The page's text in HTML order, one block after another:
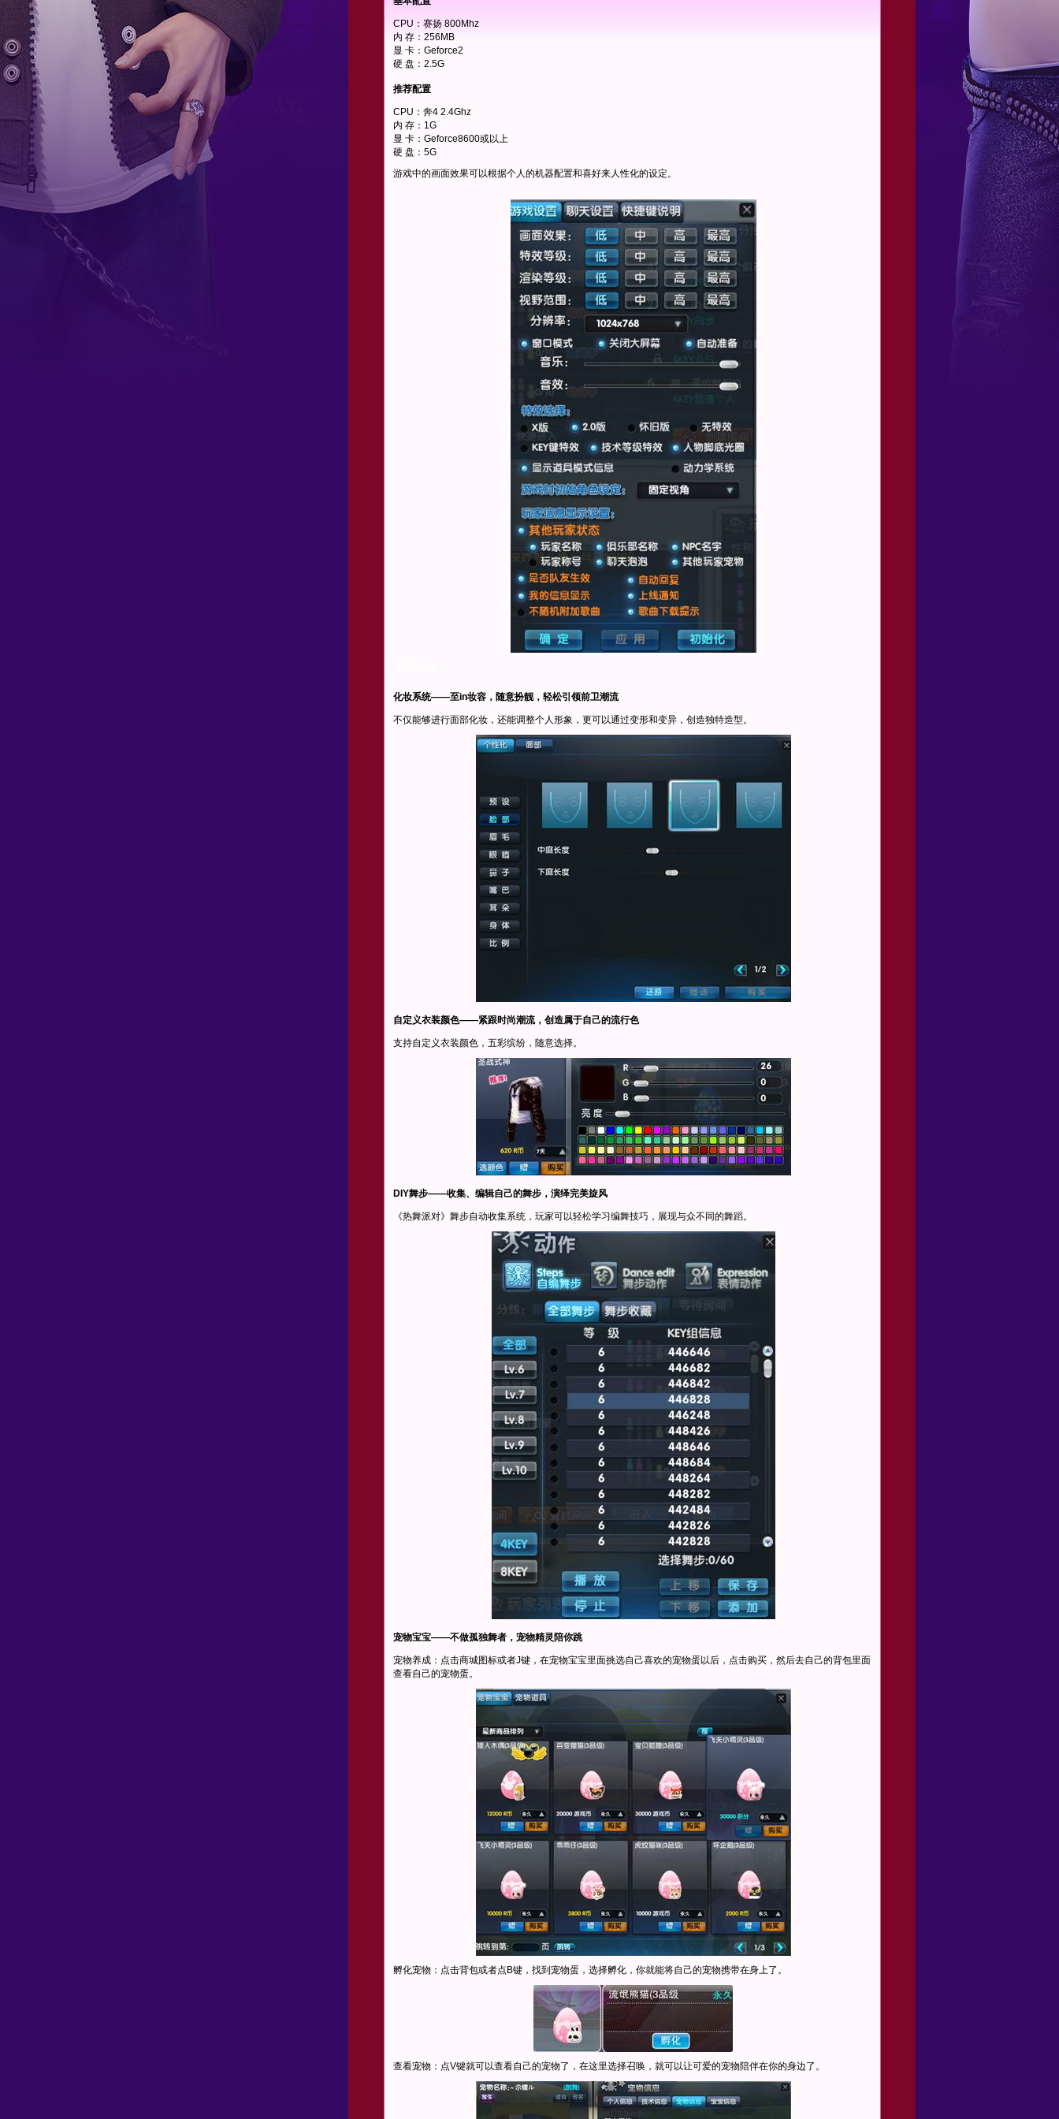
CPU：赛扬 800Mhz
内 存：256MB
显 卡：Geforce2
硬 盘：2.5G
推荐配置
CPU：奔4 2.4Ghz
内 存：1G
显 卡：Geforce8600或以上
硬 盘：5G
游戏中的画面效果可以根据个人的机器配置和喜好来人性化的设定。
化妆系统——至in妆容，随意扮靓，轻松引领前卫潮流
不仅能够进行面部化妆，还能调整个人形象，更可以通过变形和变异，创造独特造型。
自定义衣装颜色——紧跟时尚潮流，创造属于自己的流行色
支持自定义衣装颜色，五彩缤纷，随意选择。
DIY舞步——收集、编辑自己的舞步，演绎完美旋风
《热舞派对》舞步自动收集系统，玩家可以轻松学习编舞技巧，展现与众不同的舞蹈。
宠物宝宝——不做孤独舞者，宠物精灵陪你跳
宠物养成：点击商城图标或者J键，在宠物宝宝里面挑选自己喜欢的宠物蛋以后，点击购买，然后去自己的背包里面
查看自己的宠物蛋。
孵化宠物：点击背包或者点B键，找到宠物蛋，选择孵化，你就能将自己的宠物携带在身上了。
查看宠物：点V键就可以查看自己的宠物了，在这里选择召唤，就可以让可爱的宠物陪伴在你的身边了。